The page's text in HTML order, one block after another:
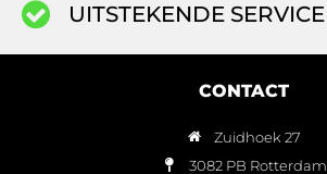
UITSTEKENDE SERVICE
CONTACT
Zuidhoek 27
3082 PB Rotterdam